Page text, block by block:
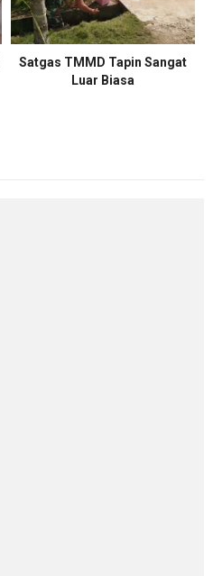
Satgas TMMD Tapin Sangat
Luar Biasa